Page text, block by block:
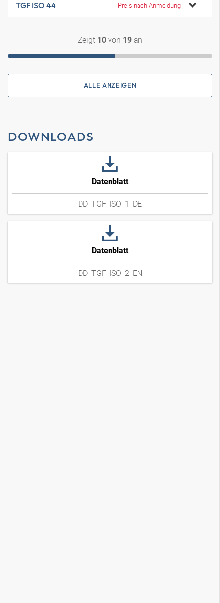
TGF ISO 44 Preis nach Anmeldung
Zeigt 10 von 19 an
ALLE ANZEIGEN
DOWNLOADS
Datenblatt
DD_TGF_ISO_1_DE
Datenblatt
DD_TGF_ISO_2_EN